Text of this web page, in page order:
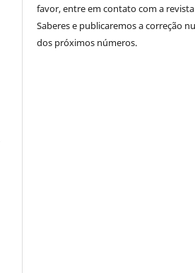
favor, entre em contato com a revista
Saberes e publicaremos a correção
dos próximos números.